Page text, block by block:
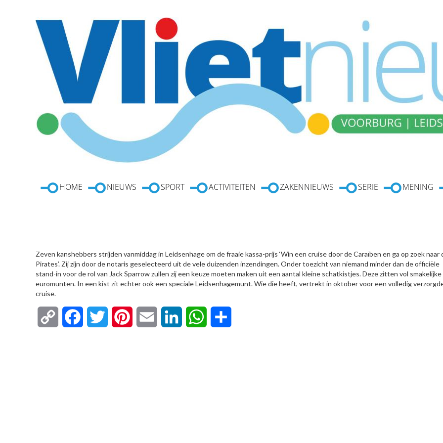
HOME NIEUWS SPORT ACTIVITEITEN ZAKENNIEUWS SERIE MENING
Zeven kanshebbers strijden vanmiddag in Leidsenhage om de fraaie kassa-prijs ‘Win een cruise door de Caraïben en ga op zoek naar
Pirates’. Zij zijn door de notaris geselecteerd uit de vele duizenden inzendingen. Onder toezicht van niemand minder dan de officiële
stand-in voor de rol van Jack Sparrow zullen zij een keuze moeten maken uit een aantal kleine schatkistjes. Deze zitten vol smakelijke
euromunten. In een kist zit echter ook een speciale Leidsenhagemunt. Wie die heeft, vertrekt in oktober voor een volledig
cruise.
Copy FacebookTwitter Pinterest Email LinkedIn WhatsApp